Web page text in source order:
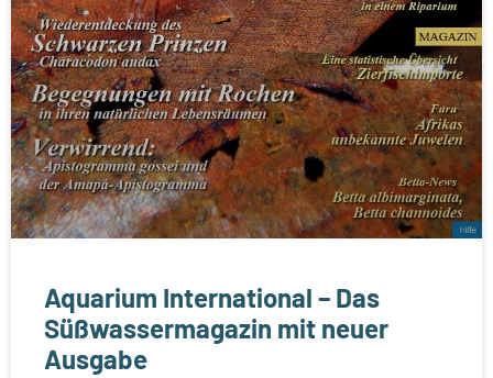
Aquarium International – Das
Süßwassermagazin mit neuer
Ausgabe